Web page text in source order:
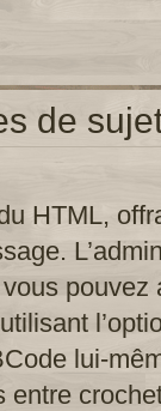
de
HTML,
lui-